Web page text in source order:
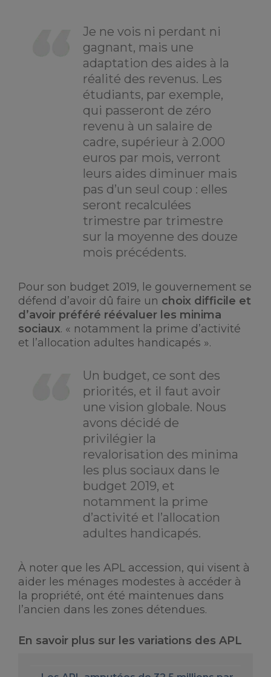
Je ne vois ni perdant ni
gagnant, mais une
adaptation des aides à la
réalité des revenus. Les
étudiants, par exemple,
qui passeront de zéro
revenu à un salaire de
cadre, supérieur à 2.000
euros par mois, verront
leurs aides diminuer mais
pas d’un seul coup : elles
seront recalculées
trimestre par trimestre
sur la moyenne des douze
mois précédents.
Pour son budget 2019, le gouvernement se
défend d’avoir dû faire un choix difficile et
d’avoir préféré réévaluer les minima
sociaux. « notamment la prime d’activité
et l’allocation adultes handicapés ».
Un budget, ce sont des
priorités, et il faut avoir
une vision globale. Nous
avons décidé de
privilégier la
revalorisation des minima
les plus sociaux dans le
budget 2019, et
notamment la prime
d’activité et l’allocation
adultes handicapés.
À noter que les APL accession, qui visent à
aider les ménages modestes à accéder à
la propriété, ont été maintenues dans
l’ancien dans les zones détendues.
En savoir plus sur les variations des APL